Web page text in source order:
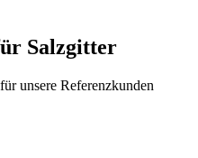
Salzgitter
unsere Referenzkunden